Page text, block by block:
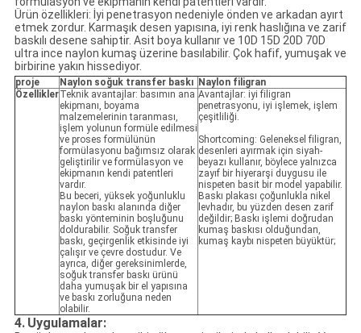
Ürün özellikleri: İyi penetrasyon nedeniyle önden ve arkadan ayırt
etmek zordur. Karmaşık desen yapısına, iyi renk haslığına ve zarif
baskılı desene sahiptir. Asit boya kullanır ve 10D 15D 20D 70D
ultra ince naylon kumaş üzerine basılabilir. Çok hafif, yumuşak ve
birbirine yakın hissediyor.
proje Naylon soğuk transfer baskı Naylon filigran
ÖzelliklerTeknik avantajlar: basımın ana
ekipmanı, boyama
malzemelerinin taranması,
işlem yolunun formüle edilmesi
ve proses formülünün
formülasyonu bağımsız olarak
geliştirilir ve formülasyon ve
ekipmanın kendi patentleri
vardır.
Bu beceri, yüksek yoğunluklu
naylon baskı alanında diğer
baskı yönteminin boşluğunu
doldurabilir. Soğuk transfer
baskı, geçirgenlik etkisinde iyi
çalışır ve çevre dostudur. Ve
ayrıca, diğer gereksinimlerde,
soğuk transfer baskı ürünü
daha yumuşak bir el yapısına
ve baskı zorluğuna neden
olabilir.
Avantajlar: iyi filigran
penetrasyonu, iyi işlemek, işlem
çeşitliliği.
Shortcoming: Geleneksel filigran,
desenleri ayırmak için siyah-
beyazı kullanır, böylece yalnızca
zayıf bir hiyerarşi duygusu ile
nispeten basit bir model yapabilir.
Baskı plakası çoğunlukla nikel
levhadır, bu yüzden desen zarif
değildir; Baskı işlemi doğrudan
kumaş baskısı olduğundan,
kumaş kaybı nispeten büyüktür;
4. Uygulamalar: